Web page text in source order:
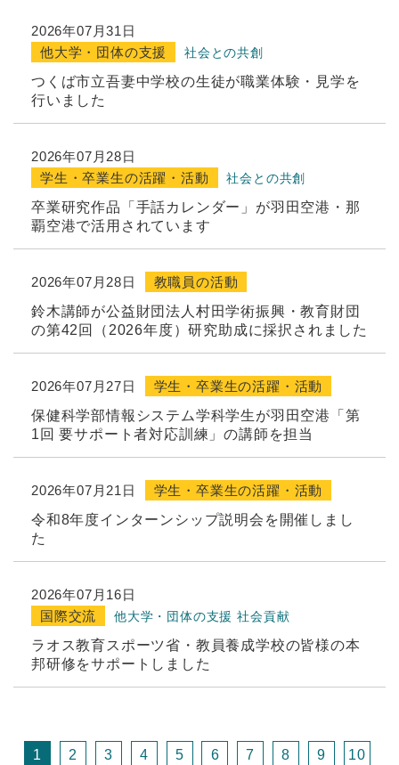
2026年07月31日
他大学・団体の支援
社会との共創
つくば市立吾妻中学校の生徒が職業体験・見学を
行いました
2026年07月28日
学生・卒業生の活躍・活動
社会との共創
卒業研究作品「手話カレンダー」が羽田空港・那
覇空港で活用されています
2026年07月28日
教職員の活動
鈴木講師が公益財団法人村田学術振興・教育財団
の第42回（2026年度）研究助成に採択されました
2026年07月27日
学生・卒業生の活躍・活動
保健科学部情報システム学科学生が羽田空港「第
1回 要サポート者対応訓練」の講師を担当
2026年07月21日
学生・卒業生の活躍・活動
令和8年度インターンシップ説明会を開催しまし
た
2026年07月16日
国際交流
他大学・団体の支援 社会貢献
ラオス教育スポーツ省・教員養成学校の皆様の本
邦研修をサポートしました
1 2 3 4 5 6 7 8 9
10